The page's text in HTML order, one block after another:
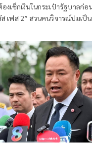
งเช็กเงินในกระเป๋ารัฐบาลก่
นภาระประชาชน ชี้
ไม่